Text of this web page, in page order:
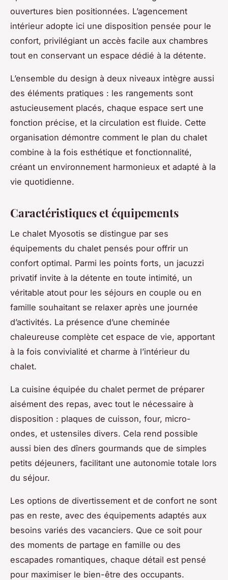
ouvertures bien positionnées. L’agencement
intérieur adopte ici une disposition pensée pour le
confort, privilégiant un accès facile aux chambres
tout en conservant un espace dédié à la détente.
L’ensemble du design à deux niveaux intègre aussi
des éléments pratiques : les rangements sont
astucieusement placés, chaque espace sert une
fonction précise, et la circulation est fluide. Cette
organisation démontre comment le plan du chalet
combine à la fois esthétique et fonctionnalité,
créant un environnement harmonieux et adapté à la
vie quotidienne.
Caractéristiques et équipements
Le chalet Myosotis se distingue par ses
équipements du chalet pensés pour offrir un
confort optimal. Parmi les points forts, un jacuzzi
privatif invite à la détente en toute intimité, un
véritable atout pour les séjours en couple ou en
famille souhaitant se relaxer après une journée
d’activités. La présence d’une cheminée
chaleureuse complète cet espace de vie, apportant
à la fois convivialité et charme à l’intérieur du
chalet.
La cuisine équipée du chalet permet de préparer
aisément des repas, avec tout le nécessaire à
disposition : plaques de cuisson, four, micro-
ondes, et ustensiles divers. Cela rend possible
aussi bien des dîners gourmands que de simples
petits déjeuners, facilitant une autonomie totale lors
du séjour.
Les options de divertissement et de confort ne sont
pas en reste, avec des équipements adaptés aux
besoins variés des vacanciers. Que ce soit pour
des moments de partage en famille ou des
escapades romantiques, chaque détail est pensé
pour maximiser le bien-être des occupants.